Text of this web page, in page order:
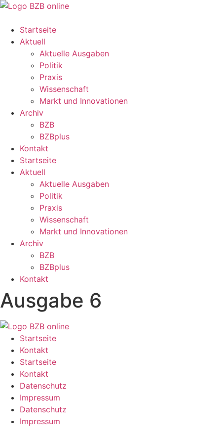
Startseite
Aktuell
Aktuelle Ausgaben
Politik
Praxis
Wissenschaft
Markt und Innovationen
Archiv
BZB
BZBplus
Kontakt
Startseite
Aktuell
Aktuelle Ausgaben
Politik
Praxis
Wissenschaft
Markt und Innovationen
Archiv
BZB
BZBplus
Kontakt
Ausgabe 6
Startseite
Kontakt
Startseite
Kontakt
Datenschutz
Impressum
Datenschutz
Impressum